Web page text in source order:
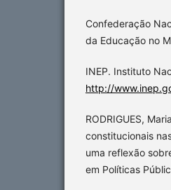
Confederação
da Educação no
INEP. Instituto
http://
RODRIGUES,
constitucionais
uma reflexão
em Políticas